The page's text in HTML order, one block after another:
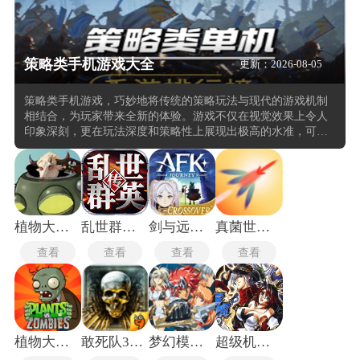
策略类手机游戏大全 更新：2026-08-05
策略类手机游戏，巧妙地将传统的策略玩法与现代的游戏机制
相结合，为玩家带来全新的体验。游戏不仅在视觉效果上令人
印象深刻，更在玩法深度和策略性上展现出极高的水准，可以
在游戏中体验到从资源管理到战略布局的全方位挑战。注重玩
家之间的互动与竞争，通过精心设计的社交系统和竞技模式，
在策略博弈中感受到团队协作的力量，同时也满足了个人竞技
的成就感。
植物大战僵尸新指导版
查看
乱世群英传
查看
剑与远征启程国际服
查看
真菌世界汉化版
查看
植物大战僵尸英文版 敢死队3中文版 梦幻模拟战2 超级机器人大战og2